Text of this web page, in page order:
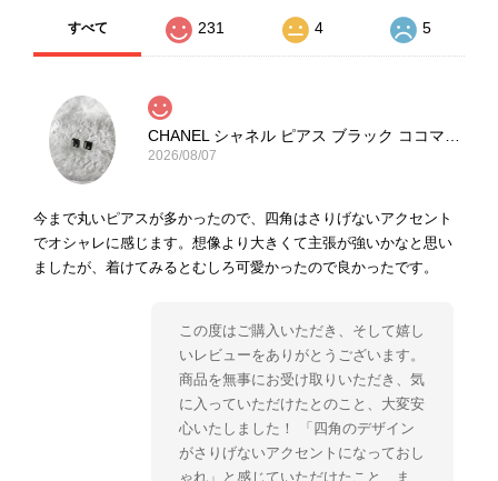
すべて 231 4 5
CHANEL シャネル ピアス ブラック ココマーク ストーン vintage ヴィンテージ オールド yg33jb
2026/08/07
今まで丸いピアスが多かったので、四角はさりげないアクセント
でオシャレに感じます。想像より大きくて主張が強いかなと思い
ましたが、着けてみるとむしろ可愛かったので良かったです。
この度はご購入いただき、そして嬉し
いレビューをありがとうございます。
商品を無事にお受け取りいただき、気
に入っていただけたとのこと、大変安
心いたしました！ 「四角のデザイン
がさりげないアクセントになっておし
ゃれ」と感じていただけたこと、ま